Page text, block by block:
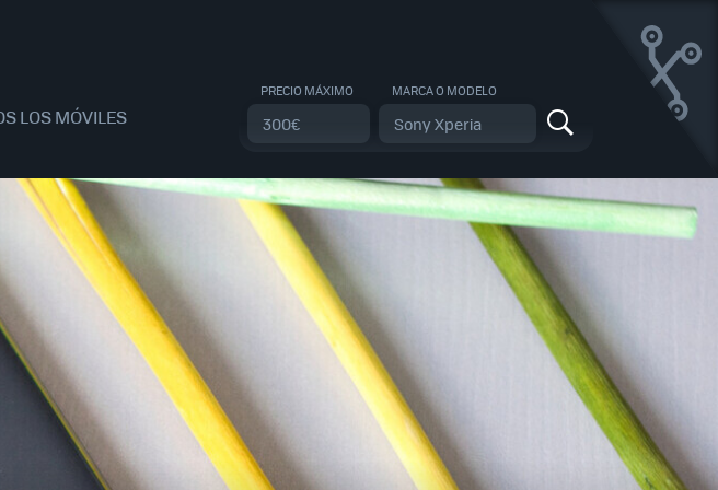
OPPO
LOS MÓVILES
PRECIO MÁXIMO MARCA O MODELO